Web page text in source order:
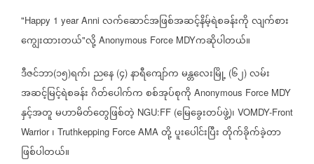
"Happy 1 year Anni လက်ဆောင်အဖြစ်အဆင့်နိမ့်ရဲစခန်းကိုလျက်စား
ကျွေးထားတယ်"လို့ Anonymous Force MDYကဆိုပါတယ်။
ဒီဇင်ဘာ(၁၅)ရက်၊ ညနေ (၄) နာရီကျော်ကမန္တလေးမြို့ (၆၂) လမ်း
အဆင့်မြင့်ရဲစခန်းဂိတ်ပေါက်ကစစ်အုပ်စုကို Anonymous Force MDY
နှင့်အတူမဟာမိတ်တွေဖြစ်တဲ့ NGU:FF (မြေခွေးတပ်ဖွဲ့)၊ VOMDY-Front
Warrior ၊ Truthkepping Force AMA တို့ပူးပေါင်းပြီးတိုက်ခိုက်ခဲ့တာ
ဖြစ်ပါတယ်။